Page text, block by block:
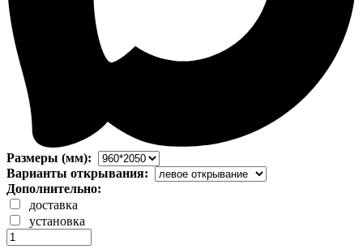
Размеры (мм):
Варианты открывания:
Дополнительно:
доставка
установка